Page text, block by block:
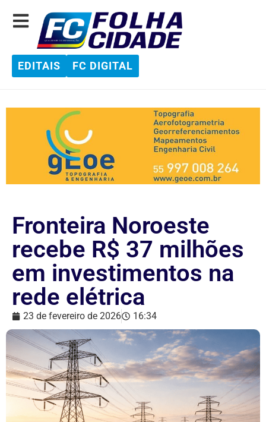
EDITAIS FC DIGITAL
Fronteira Noroeste
recebe R$ 37 milhões
em investimentos na
rede elétrica
23 de fevereiro de 2026 16:34